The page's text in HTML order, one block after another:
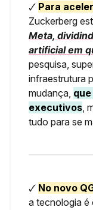
🗸 Para
Zuckerberg
Meta,
artificial em
pesquisa,
infraestrutura
mudança,
executivos,
tudo para se
🗸 No novo
a tecnologia é